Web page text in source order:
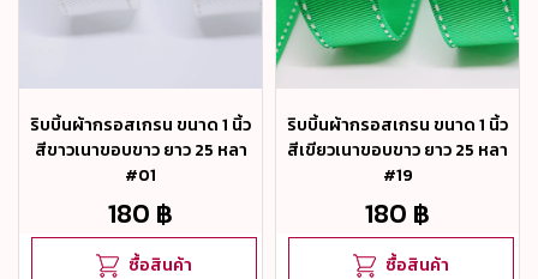
ริบบิ้นผ้ากรอสเกรน ขนาด 1 นิ้ว
สีขาวเนาขอบขาว ยาว 25 หลา
#01
180 ฿
ซื้อสินค้า
ริบบิ้นผ้ากรอสเกรน ขนาด 1 นิ้ว
สีเขียวเนาขอบขาว ยาว 25 หลา
#19
180 ฿
ซื้อสินค้า